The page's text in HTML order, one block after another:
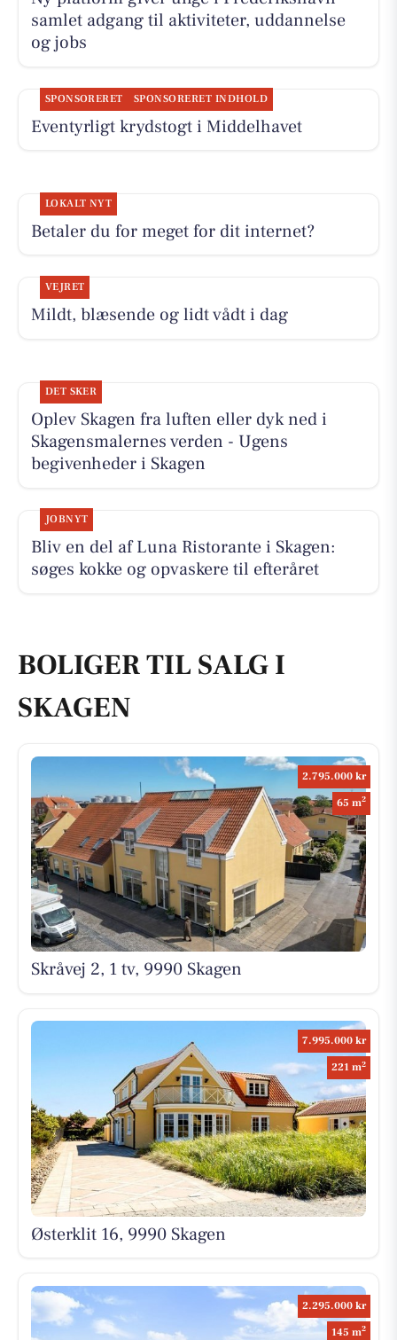
samlet adgang til aktiviteter, uddannelse
og jobs
SPONSORERET SPONSORERET INDHOLD
Eventyrligt krydstogt i Middelhavet
LOKALT NYT
Betaler du for meget for dit internet?
VEJRET
Mildt, blæsende og lidt vådt i dag
DET SKER
Oplev Skagen fra luften eller dyk ned i
Skagensmalernes verden - Ugens
begivenheder i Skagen
JOBNYT
Bliv en del af Luna Ristorante i Skagen:
søges kokke og opvaskere til efteråret
BOLIGER TIL SALG I
SKAGEN
2.795.000 kr
65 m2
Skråvej 2, 1 tv, 9990 Skagen
7.995.000 kr
221 m2
Østerklit 16, 9990 Skagen
2.295.000 kr
145 m2